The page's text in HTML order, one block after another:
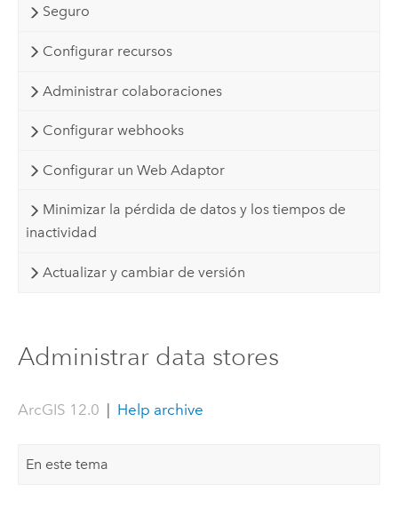
Seguro
Configurar recursos
Administrar colaboraciones
Configurar webhooks
Configurar un Web Adaptor
Minimizar la pérdida de datos y los tiempos de
inactividad
Actualizar y cambiar de versión
Administrar data stores
ArcGIS 12.0 | Help archive
En este tema